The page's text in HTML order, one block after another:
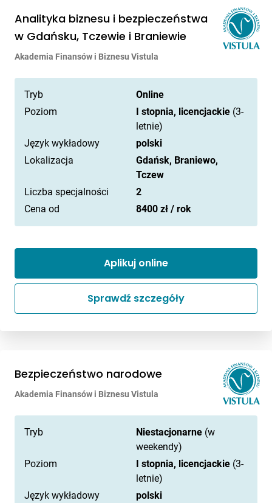
Analityka biznesu i bezpieczeństwa
w Gdańsku, Tczewie i Braniewie
Akademia Finansów i Biznesu Vistula
Tryb
Online
Poziom
I stopnia, licencjackie (3-
letnie)
Język wykładowy
polski
Lokalizacja
Gdańsk, Braniewo,
Tczew
Liczba specjalności
2
Cena od
8400 zł / rok
Aplikuj online
Sprawdź szczegóły
Bezpieczeństwo narodowe
Akademia Finansów i Biznesu Vistula
Tryb Niestacjonarne (w
weekendy)
Poziom
I stopnia, licencjackie (3-
letnie)
Język wykładowy
polski